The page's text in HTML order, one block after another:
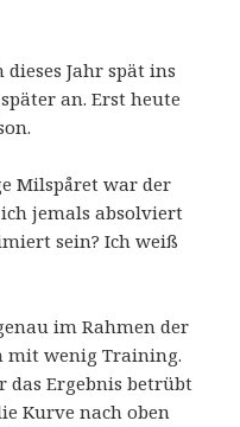
Jahr spät ins
an. Erst heute
Milspåret war der
jemals absolviert
sein? Ich weiß
im Rahmen der
mit wenig Training.
das Ergebnis betrübt
Kurve nach oben